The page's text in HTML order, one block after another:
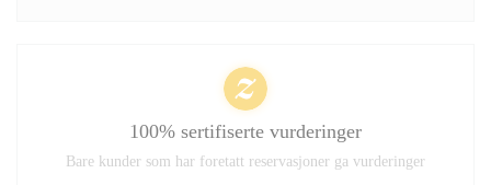
100% sertifiserte vurderinger
Bare kunder som har foretatt reservasjoner ga vurderinger